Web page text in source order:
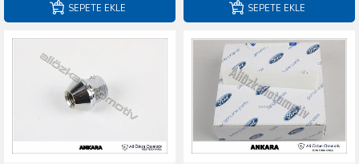
SEPETE EKLE SEPETE EKLE